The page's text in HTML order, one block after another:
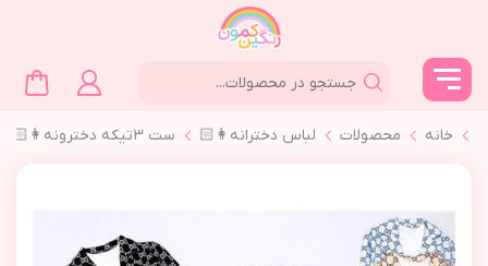
خانه محصولات لباس دخترانه👩🏻 ست ٣تیکه دخترونه👩🏻